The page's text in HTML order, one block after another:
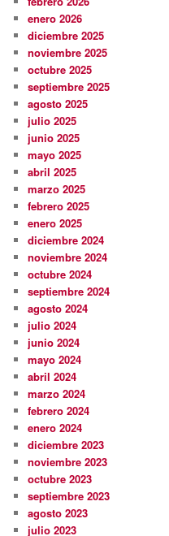
enero 2026
diciembre 2025
noviembre 2025
octubre 2025
septiembre 2025
agosto 2025
julio 2025
junio 2025
mayo 2025
abril 2025
marzo 2025
febrero 2025
enero 2025
diciembre 2024
noviembre 2024
octubre 2024
septiembre 2024
agosto 2024
julio 2024
junio 2024
mayo 2024
abril 2024
marzo 2024
febrero 2024
enero 2024
diciembre 2023
noviembre 2023
octubre 2023
septiembre 2023
agosto 2023
julio 2023